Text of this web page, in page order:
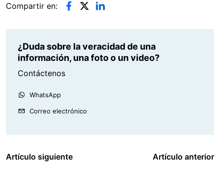
Compartir en:
¿Duda sobre la veracidad de una
información, una foto o un video?
Contáctenos
WhatsApp
Correo electrónico
Artículo siguiente Artículo anterior